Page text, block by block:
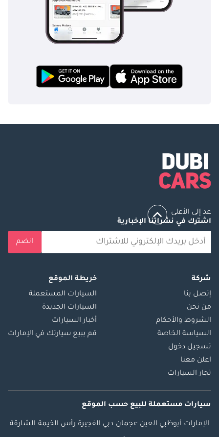
الإمارات العربية
ممتازة وتجربة شراء/
بيع رائعة. ----------------
--------------------------
انستغرام:
/steerwellauto •
فيسبوك:
إن: /steerwellauto •
تويتر: /steerwellauto -
-------------------------------
أنحاء الإمارات العربية
-------------------------------
-------------- اطلع على
مخزوننا الحالي: و -------
-------------------------------
-------- تأسست شركة
ستير ويل أوتو في
وكانت من أوائل
الشركات في الإمارات
عد إلى الأعلى
اشترك في نشراتنا الإخبارية
انضم
شركة
إتصل بنا
من نحن
الشروط والأحكام
السياسة الخاصة
تسجيل دخول
اعلن معنا
تجار السيارات
خريطة الموقع
السيارات المستعملة
السيارات الجديدة
أخبار السيارات
قم ببيع سيارتك في الإمارات
سيارات مستعملة للبيع حسب الموقع
الإمارات أبوظبي العين عجمان دبي الفجيرة رأس الخيمة الشارقة